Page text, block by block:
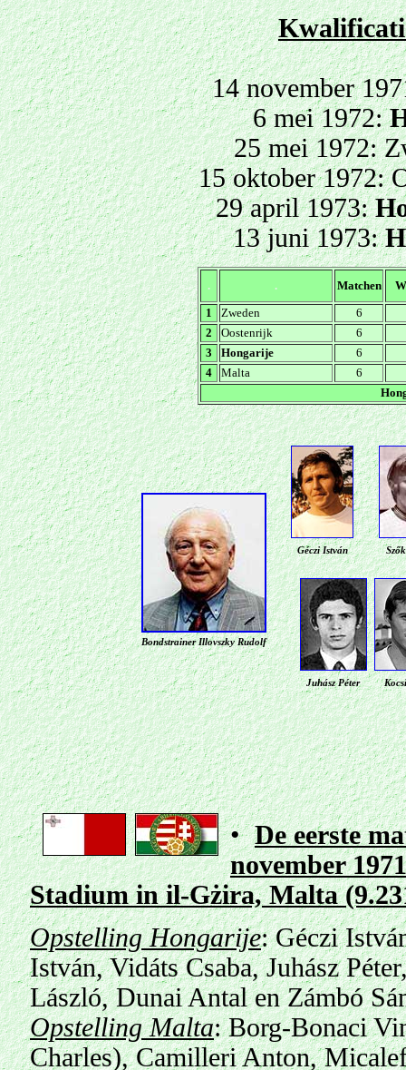
14 november
6 mei 1972:
25 mei 1972:
15 oktober 1972:
29 april 1973:
13 juni 1973:
. . Matchen
1
Zweden
6
2
Oostenrijk
6
3
Hongarije
6
4
Malta
6
BondstrainerIllovszky Rudolf
Géczi István
Juhász Péter
•De eerste
november
Stadium in il-Gżira, Malta
Opstelling Hongarije:Géczi
István, Vidáts Csaba, Juhász
László, Dunai Antal en Zámbó
Opstelling Malta: Borg-Bonaci
Charles), Camilleri Anton,